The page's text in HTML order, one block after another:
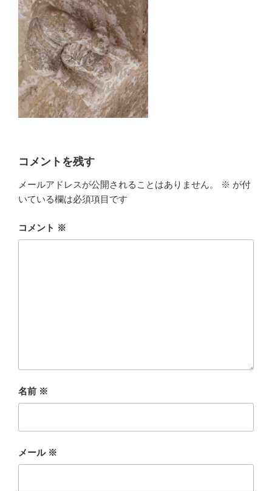
コメントを残す
メールアドレスが公開されることはありません。 ※ が付
いている欄は必須項目です
コメント ※
名前 ※
メール ※